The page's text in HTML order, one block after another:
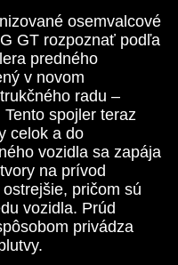
osemvalcové
GT rozpoznať podľa
predného
v novom
radu –
spojler teraz
celok a do
vozidla sa zapája
na prívod
pričom sú
vozidla. Prúd
privádza